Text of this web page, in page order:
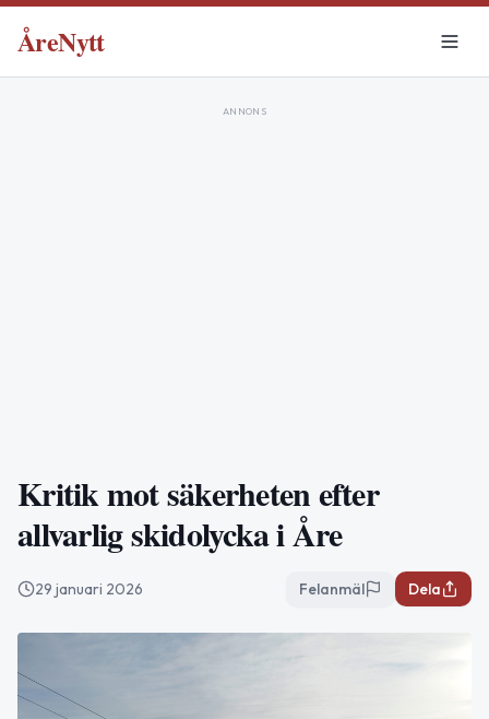
ÅreNytt
ANNONS
Kritik mot säkerheten efter
allvarlig skidolycka i Åre
29 januari 2026 Felanmäl Dela